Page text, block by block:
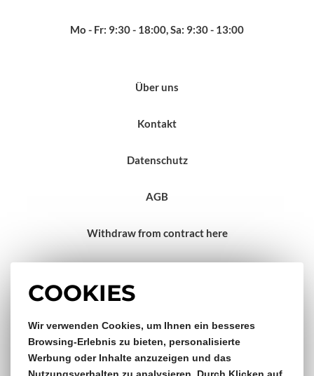
COOKIES
Wir verwenden Cookies, um Ihnen ein besseres
Browsing-Erlebnis zu bieten, personalisierte
Werbung oder Inhalte anzuzeigen und das
Mo - Fr: 9:30 - 18:00, Sa: 9:30 - 13:00
Über uns
Kontakt
Datenschutz
AGB
Withdraw from contract here
Gratis Versand & Rückversand
ab €150,- Bestellwert